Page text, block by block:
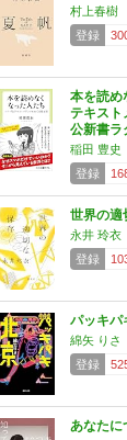
村上春樹
登録
本を読め
テキスト
公新書ラ
稲田 豊史
登録
世界の適
永井 玲衣
登録
パッキパ
綿矢 りさ
登録
あなたに